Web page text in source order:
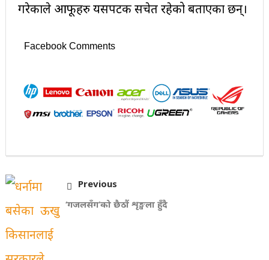
गरेकाले आफूहरु यसपटक सचेत रहेको बताएका छन्।
Facebook Comments
Previous
‘गजलसँग’को छैठौं शृङ्खला हुँदै